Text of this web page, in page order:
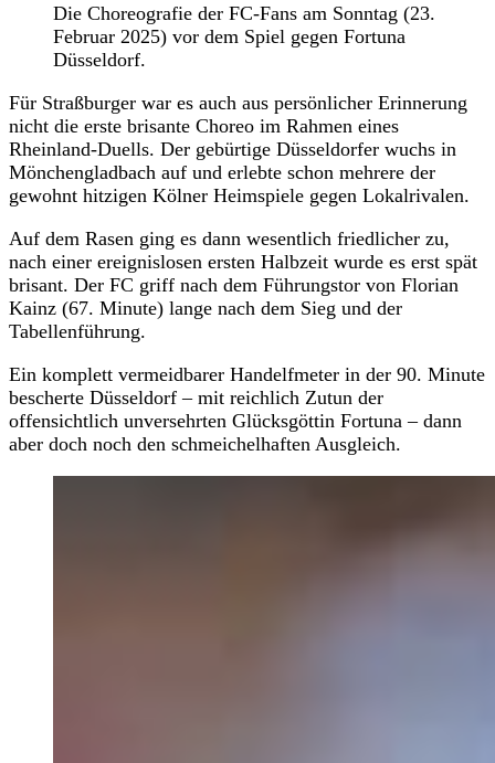
Die Choreografie der FC-Fans am Sonntag (23.
Februar 2025) vor dem Spiel gegen Fortuna
Düsseldorf.
Für Straßburger war es auch aus persönlicher Erinnerung
nicht die erste brisante Choreo im Rahmen eines
Rheinland-Duells. Der gebürtige Düsseldorfer wuchs in
Mönchengladbach auf und erlebte schon mehrere der
gewohnt hitzigen Kölner Heimspiele gegen Lokalrivalen.
Auf dem Rasen ging es dann wesentlich friedlicher zu,
nach einer ereignislosen ersten Halbzeit wurde es erst spät
brisant. Der FC griff nach dem Führungstor von Florian
Kainz (67. Minute) lange nach dem Sieg und der
Tabellenführung.
Ein komplett vermeidbarer Handelfmeter in der 90. Minute
bescherte Düsseldorf – mit reichlich Zutun der
offensichtlich unversehrten Glücksgöttin Fortuna – dann
aber doch noch den schmeichelhaften Ausgleich.